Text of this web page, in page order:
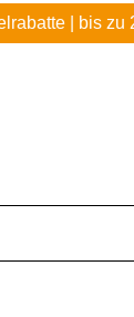
| bis